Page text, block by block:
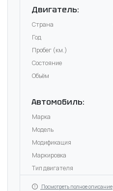
Двигатель:
Страна
Год
Пробег (км.)
Состояние
Объём
Автомобиль:
Марка
Модель
Модификация
Маркировка
Тип двигателя
Посмотреть полное описание